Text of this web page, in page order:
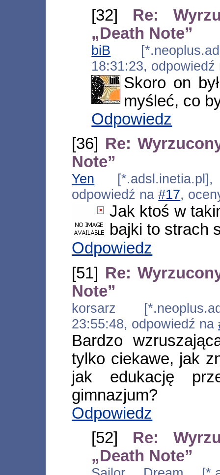
[32] Re:
„Death Note”
biB
18:31:23,
Skoro on
myśleć, co
Odpowiedz
[36] Re:
Note”
Yen
odpowiedź na#17,
Jak ktoś w
bajki to strach
Odpowiedz
[51] Re:
Note”
korsarz
23:55:48, odpowiedź na
Bardzo
tylko ciekawe, jak
jak edukację
gimnazjum?
Odpowiedz
[52] Re:
„Death Note”